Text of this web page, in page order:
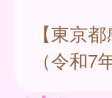
【東京
（令和7